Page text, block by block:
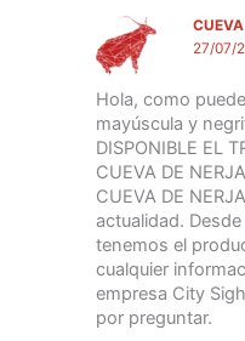
27/07/
Hola, como
mayúscula y
DISPONIBLE EL
CUEVA DE
CUEVA DE
actualidad.
tenemos el
cualquier
empresa City
por preguntar.